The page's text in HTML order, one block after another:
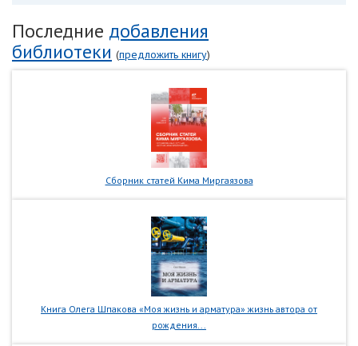
Последние добавления
библиотеки (предложить книгу)
Сборник статей Кима Миргаязова
Книга Олега Шпакова «Моя жизнь и арматура» жизнь автора от
рождения...